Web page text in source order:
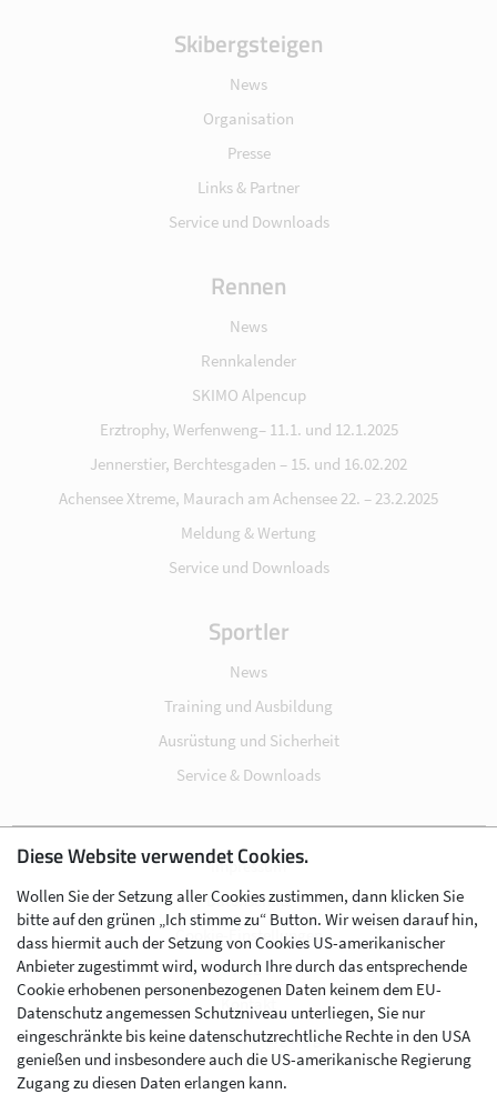
Skibergsteigen
News
Organisation
Presse
Links & Partner
Service und Downloads
Rennen
News
Rennkalender
SKIMO Alpencup
Erztrophy, Werfenweng– 11.1. und 12.1.2025
Jennerstier, Berchtesgaden – 15. und 16.02.202
Achensee Xtreme, Maurach am Achensee 22. – 23.2.2025
Meldung & Wertung
Service und Downloads
Sportler
News
Training und Ausbildung
Ausrüstung und Sicherheit
Service & Downloads
Impressum
Datenschutz
Cookie-Einstellungen
AGB
Kontakt
Werben im Skibergsteigen
Diese Website verwendet Cookies.
Wollen Sie der Setzung aller Cookies zustimmen, dann klicken Sie
bitte auf den grünen „Ich stimme zu“ Button. Wir weisen darauf hin,
dass hiermit auch der Setzung von Cookies US-amerikanischer
Anbieter zugestimmt wird, wodurch Ihre durch das entsprechende
Cookie erhobenen personenbezogenen Daten keinem dem EU-
Datenschutz angemessen Schutzniveau unterliegen, Sie nur
eingeschränkte bis keine datenschutzrechtliche Rechte in den USA
genießen und insbesondere auch die US-amerikanische Regierung
Zugang zu diesen Daten erlangen kann.